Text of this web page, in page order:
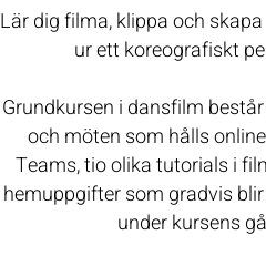
Lär dig filma, klippa och
ur ett koreografiskt
Grundkursen i dansfilm
och möten som hålls
Teams, tio olika tutorials i
hemuppgifter som gradvis
under kursens